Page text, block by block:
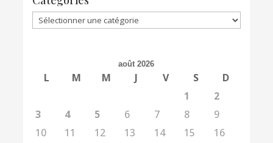
Catégories
août 2026
L M M J V S
D
1
2
3
4 5 6 7 8
9
10
11 12 13 14 15
16